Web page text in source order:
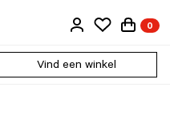
0
Vind een winkel